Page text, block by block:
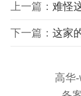
上一篇： 难怪
下一篇： 这家
高华